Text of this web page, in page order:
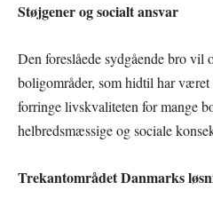
Støjgener og socialt ansvar
Den foreslåede sydgående bro vil
boligområder, som hidtil har
forringe livskvaliteten for mange
helbredsmæssige og sociale
Trekantområdet Danmarks